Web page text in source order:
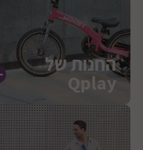
החנות של
Qplay